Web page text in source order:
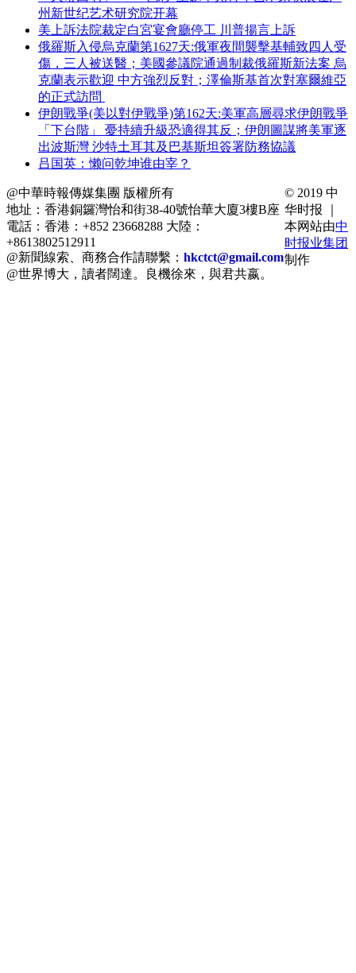
州新世纪艺术研究院开幕
美上訴法院裁定白宮宴會廳停工 川普揚言上訴
俄羅斯入侵烏克蘭第1627天:俄軍夜間襲擊基輔致四人受
傷，三人被送醫；美國參議院通過制裁俄羅斯新法案 烏
克蘭表示歡迎 中方強烈反對；澤倫斯基首次對塞爾維亞
的正式訪問
伊朗戰爭(美以對伊戰爭)第162天:美軍高層尋求伊朗戰爭
「下台階」 憂持續升級恐適得其反；伊朗圖謀將美軍逐
出波斯灣 沙特土耳其及巴基斯坦簽署防務協議
吕国英：懒问乾坤谁由宰？
@中華時報傳媒集團 版權所有
地址：香港銅鑼灣怡和街38-40號怡華大廈3樓B座
電話：香港：+852 23668288 大陸：
+8613802512911
@新聞線索、商務合作請聯繫： hkctct@gmail.com
@世界博大，讀者闊達。良機徐來，與君共嬴。
© 2019 中
华时报 ｜
本网站由中
时报业集团
制作